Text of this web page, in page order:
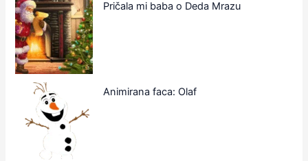
Pričala mi baba o Deda Mrazu
Animirana faca: Olaf